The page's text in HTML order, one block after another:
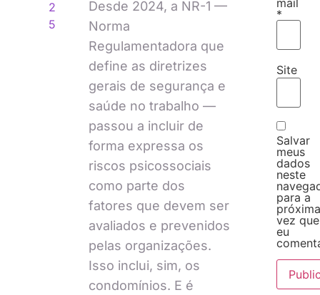
2
5
Desde 2024, a NR-1 —
Norma
Regulamentadora que
define as diretrizes
gerais de segurança e
saúde no trabalho —
passou a incluir de
forma expressa os
riscos psicossociais
como parte dos
fatores que devem ser
avaliados e prevenidos
pelas organizações.
Isso inclui, sim, os
condomínios. E é
mail
*
Site
Salvar
meus
dados
neste
para a
vez que
eu